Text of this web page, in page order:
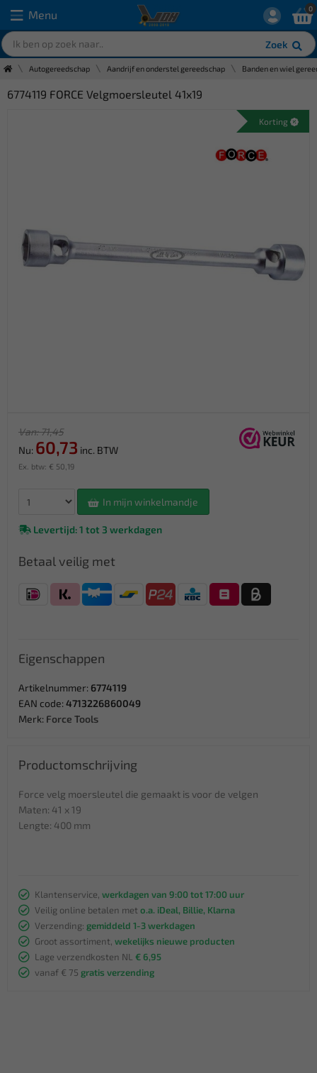
Menu
Zoek
0
Autogereedschap Aandrijf en onderstel gereedschap Banden en wiel
6774119 FORCE Velgmoersleutel 41x19
Korting
Van: 71,45
Nu: 60,73 inc. BTW
Ex. btw: € 50,19
In mijn winkelmandje
Levertijd: 1 tot 3 werkdagen
Betaal veilig met
Eigenschappen
Artikelnummer: 6774119
EAN code: 4713226860049
Merk: Force Tools
Productomschrijving
Force velg moersleutel die gemaakt is voor de velgen
Maten: 41 x 19
Lengte: 400 mm
Klantenservice, werkdagen van 9:00 tot 17:00 uur
Veilig online betalen met o.a. iDeal, Billie, Klarna
Verzending: gemiddeld 1-3 werkdagen
Groot assortiment, wekelijks nieuwe producten
Lage verzendkosten NL € 6,95
vanaf € 75 gratis verzending